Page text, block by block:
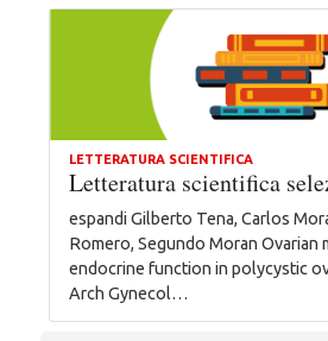
LETTERATURA SCIENTIFICA
Letteratura scientifica
espandi Gilberto Tena, Carlos
Romero, Segundo Moran Ovarian
endocrine function in polycystic
Arch Gynecol…